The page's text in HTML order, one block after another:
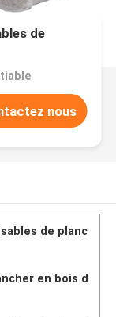
de
nous
de planc
en bois d